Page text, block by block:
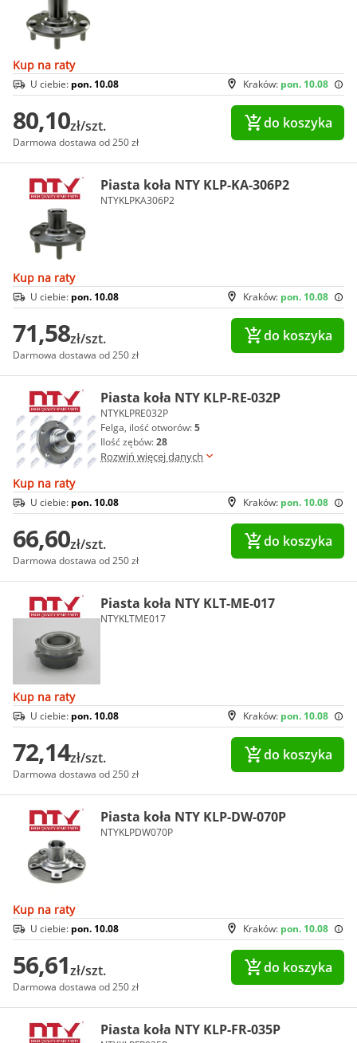
Kup na raty
Kraków: pon. 10.08
U ciebie: pon. 10.08
80,10zł/szt.
Darmowa dostawa od 250 zł
do koszyka
Piasta koła NTY KLP-KA-306P2
NTYKLPKA306P2
Kup na raty
Kraków: pon. 10.08
U ciebie: pon. 10.08
71,58zł/szt.
Darmowa dostawa od 250 zł
do koszyka
Piasta koła NTY KLP-RE-032P
NTYKLPRE032P
Felga, ilość otworów:5
Ilość zębów:28
Rozwiń więcej danych
Kup na raty
Kraków: pon. 10.08
U ciebie: pon. 10.08
66,60zł/szt.
Darmowa dostawa od 250 zł
do koszyka
Piasta koła NTY KLT-ME-017
NTYKLTME017
Kup na raty
Kraków: pon. 10.08
U ciebie: pon. 10.08
72,14zł/szt.
Darmowa dostawa od 250 zł
do koszyka
Piasta koła NTY KLP-DW-070P
NTYKLPDW070P
Kup na raty
Kraków: pon. 10.08
U ciebie: pon. 10.08
56,61zł/szt.
Darmowa dostawa od 250 zł
do koszyka
Piasta koła NTY KLP-FR-035P